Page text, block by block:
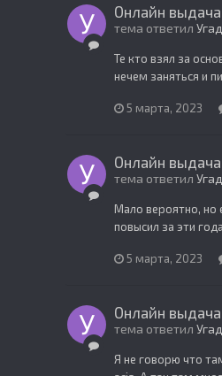
Онлайн
тема ответил
Те кто взял за
нечем заняться и
5 марта, 2023
Онлайн
тема ответил
Мало вероятно, но
повысил за эти
5 марта, 2023
Онлайн
тема ответил
Я не говорю что